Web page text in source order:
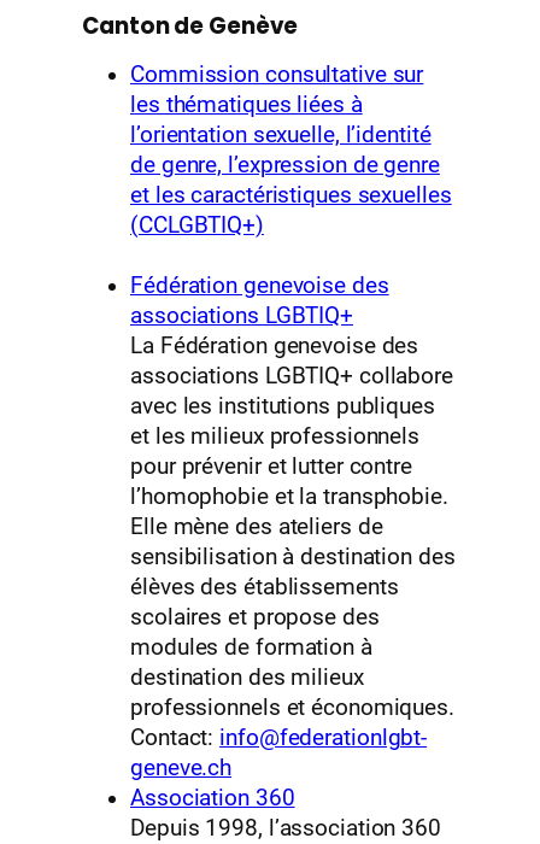
Canton de Genève
Commission consultative sur
les thématiques liées à
l’orientation sexuelle, l’identité
de genre, l’expression de genre
et les caractéristiques sexuelles
(CCLGBTIQ+)
Fédération genevoise des
associations LGBTIQ+
La Fédération genevoise des
associations LGBTIQ+ collabore
avec les institutions publiques
et les milieux professionnels
pour prévenir et lutter contre
l’homophobie et la transphobie.
Elle mène des ateliers de
sensibilisation à destination des
élèves des établissements
scolaires et propose des
modules de formation à
destination des milieux
professionnels et économiques.
Contact: info@federationlgbt-
geneve.ch
Association 360
Depuis 1998, l’association 360